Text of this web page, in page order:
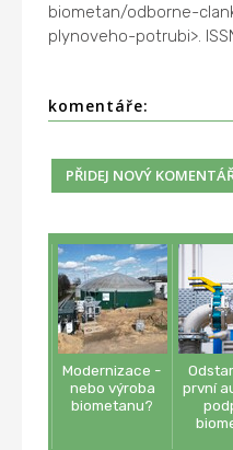
biometan/odborne-
plynoveho-potrubi>.
komentáře:
Modernizace -
nebo výroba
biometanu?
první